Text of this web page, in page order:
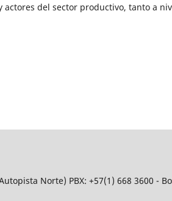
del sector productivo, tanto a
Norte) PBX: +57(1) 668 3600 -